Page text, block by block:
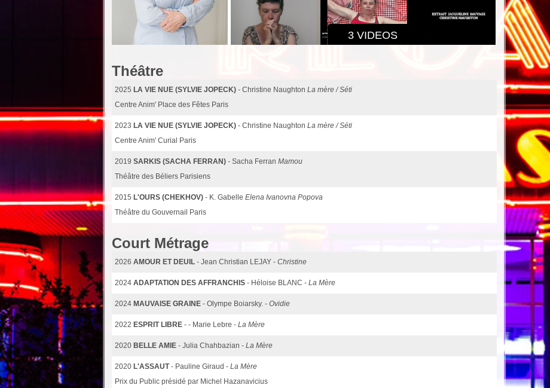
3 VIDEOS
Théâtre
2025 LA VIE NUE (SYLVIE JOPECK) - Christine Naughton La mère / Séti
Centre Anim' Place des Fêtes Paris
2023 LA VIE NUE (SYLVIE JOPECK) - Christine Naughton La mère / Séti
Centre Anim' Curial Paris
2019 SARKIS (SACHA FERRAN) - Sacha Ferran Mamou
Théâtre des Béliers Parisiens
2015 L'OURS (CHEKHOV) - K. Gabelle Elena Ivanovna Popova
Théâtre du Gouvernail Paris
Court Métrage
2026 AMOUR ET DEUIL - Jean Christian LEJAY - Christine
2024 ADAPTATION DES AFFRANCHIS - Héloise BLANC - La Mère
2024 MAUVAISE GRAINE - Olympe Boiarsky. - Ovidie
2022 ESPRIT LIBRE - - Marie Lebre - La Mère
2020 BELLE AMIE - Julia Chahbazian - La Mère
2020 L'ASSAUT - Pauline Giraud - La Mère
Prix du Public présidé par Michel Hazanavicius